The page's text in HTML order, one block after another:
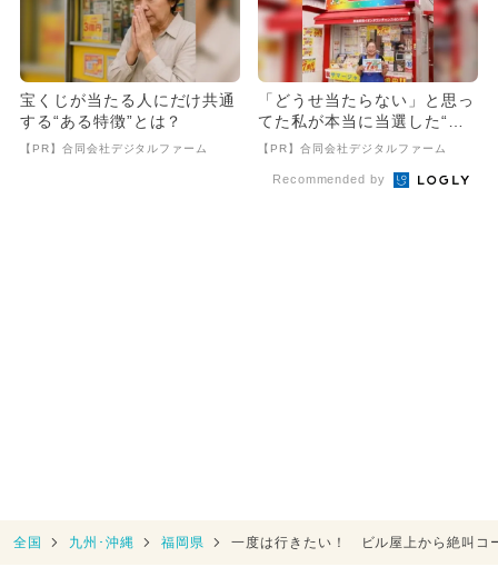
宝くじが当たる人にだけ共通
する“ある特徴”とは？
【PR】合同会社デジタルファーム
「どうせ当たらない」と思っ
てた私が本当に当選した“買
い方”がこれ
【PR】合同会社デジタルファーム
Recommended by
全国 九州･沖縄 福岡県 一度は行きたい！ ビル屋上から絶叫コ